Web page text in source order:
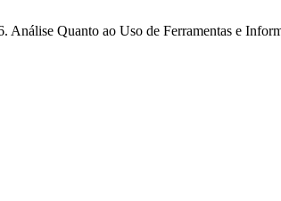
Análise Quanto ao Uso de Ferramentas e